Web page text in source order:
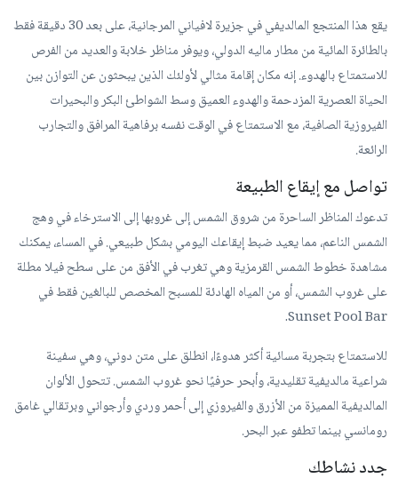
يقع هذا المنتجع المالديفي في جزيرة لافياني المرجانية، على بعد 30 دقيقة فقط
بالطائرة المائية من مطار ماليه الدولي، ويوفر مناظر خلابة والعديد من الفرص
للاستمتاع بالهدوء. إنه مكان إقامة مثالي لأولئك الذين يبحثون عن التوازن بين
الحياة العصرية المزدحمة والهدوء العميق وسط الشواطئ البكر والبحيرات
الفيروزية الصافية، مع الاستمتاع في الوقت نفسه برفاهية المرافق والتجارب
الرائعة.
تواصل مع إيقاع الطبيعة
تدعوك المناظر الساحرة من شروق الشمس إلى غروبها إلى الاسترخاء في وهج
الشمس الناعم، مما يعيد ضبط إيقاعك اليومي بشكل طبيعي. في المساء، يمكنك
مشاهدة خطوط الشمس القرمزية وهي تغرب في الأفق من على سطح فيلا مطلة
على غروب الشمس، أو من المياه الهادئة للمسبح المخصص للبالغين فقط في
Sunset Pool Bar.
للاستمتاع بتجربة مسائية أكثر هدوءًا، انطلق على متن دوني، وهي سفينة
شراعية مالديفية تقليدية، وأبحر حرفيًا نحو غروب الشمس. تتحول الألوان
المالديفية المميزة من الأزرق والفيروزي إلى أحمر وردي وأرجواني وبرتقالي غامق
رومانسي بينما تطفو عبر البحر.
جدد نشاطك